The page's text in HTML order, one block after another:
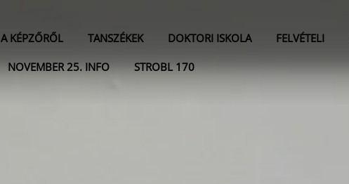
A KÉPZŐRŐL TANSZÉKEK DOKTORI ISKOLA FELVÉTELI
NOVEMBER 25. INFO STROBL 170